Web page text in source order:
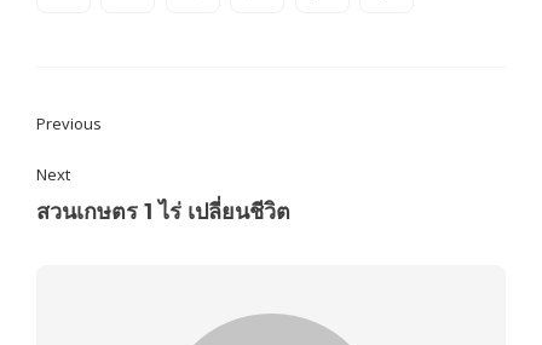
Previous
Next
สวนเกษตร 1 ไร่ เปลี่ยนชีวิต